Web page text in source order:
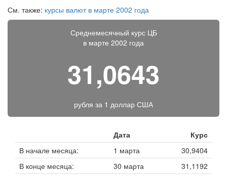
См. также: курсы валют в марте 2002 года
Среднемесячный курс ЦБ
в марте 2002 года
31,0643
рубля за 1 доллар США
Дата
Курс
В начале месяца:
1 марта
30,9404
В конце месяца:
30 марта
31,1192